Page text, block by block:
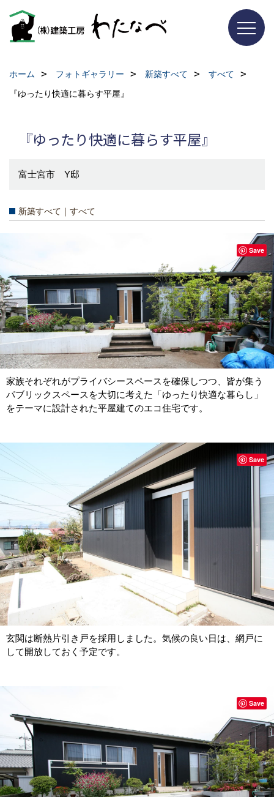
ホーム フォトギャラリー 新築すべて
すべて
『ゆったり快適に暮らす平屋』
『ゆったり快適に暮らす平屋』
富士宮市 Y邸
新築すべて｜すべて
家族それぞれがプライバシースペースを確保しつつ、皆が集う
パブリックスペースを大切に考えた「ゆったり快適な暮らし」
をテーマに設計された平屋建てのエコ住宅です。
Save
玄関は断熱片引き戸を採用しました。気候の良い日は、網戸に
して開放しておく予定です。
Save
Save